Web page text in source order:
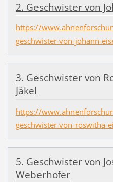
2. Geschwister von
https://
geschwister-von-johann-
3. Geschwister von
Jäkel
https://
geschwister-von-roswitha-
5. Geschwister von
Weberhofer